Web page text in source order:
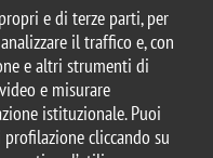
e di terze parti, per
il traffico e, con
e altri strumenti di
e misurare
istituzionale. Puoi
cliccando su
– Università degli
1 - 20126, Milano